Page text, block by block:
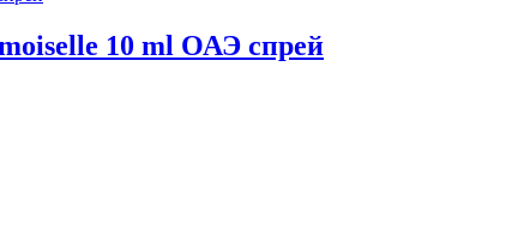
10 ml ОАЭ спрей